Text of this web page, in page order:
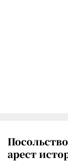
арест